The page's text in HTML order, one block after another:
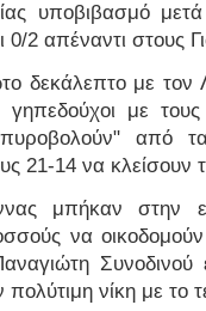
υποβιβασμό
2 απέναντι στους
δεκάλεπτο με τον
με
από
21-14 να
μπήκαν στην
να
Συνοδινού
νίκη με το